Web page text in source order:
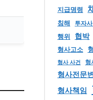
지급명령
침해
투자사
행위 협박
형사고소
형사 사건 형
형사전문
형사책임